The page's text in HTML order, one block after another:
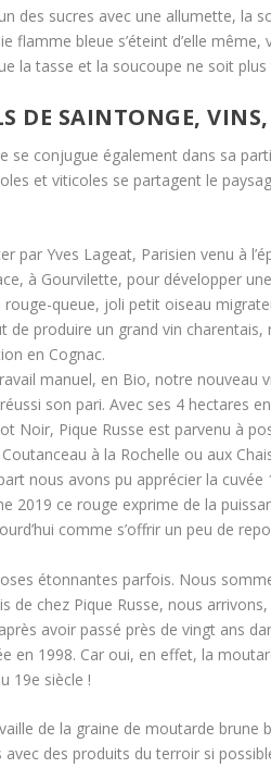
des sucres avec une allumette, la
flamme bleue s’éteint d’elle
la tasse et la soucoupe ne soit
DE SAINTONGE,
se conjugue également dans sa
et viticoles se partagent le
par Yves Lageat, Parisien venu à
à Gourvilette, pour développer
rouge-queue, joli petit oiseau
de produire un grand vin
en Cognac.
manuel, en Bio, notre nouveau
son pari. Avec ses 4 hectares
Noir, Pique Russe est parvenu à
à la Rochelle ou aux
nous avons pu apprécier la
2019 ce rouge exprime de la
comme s’offrir un peu de
étonnantes parfois. Nous
de chez Pique Russe, nous
avoir passé près de vingt ans
en 1998. Car oui, en effet, la
19e siècle !
de la graine de moutarde brune
avec des produits du terroir si